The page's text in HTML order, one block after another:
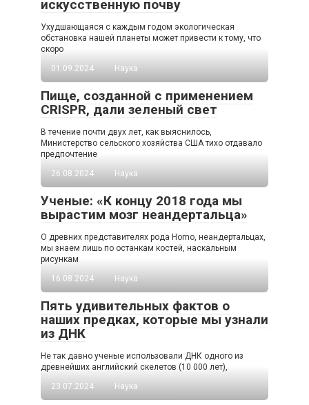
искусственную почву
Ухудшающаяся с каждым годом экологическая
обстановка нашей планеты может привести к тому, что
скоро
01.09.2024
Наука
Пище, созданной с применением
CRISPR, дали зеленый свет
В течение почти двух лет, как выяснилось,
Министерство сельского хозяйства США тихо отдавало
предпочтение
26.08.2024
Наука
Ученые: «К концу 2018 года мы
вырастим мозг неандертальца»
О древних представителях рода Homo, неандертальцах,
мы знаем лишь по останкам костей, наскальным
рисункам
16.08.2024
Наука
Пять удивительных фактов о
наших предках, которые мы узнали
из ДНК
Не так давно ученые использовали ДНК одного из
древнейших английский скелетов (10 000 лет),
23.07.2024
Наука